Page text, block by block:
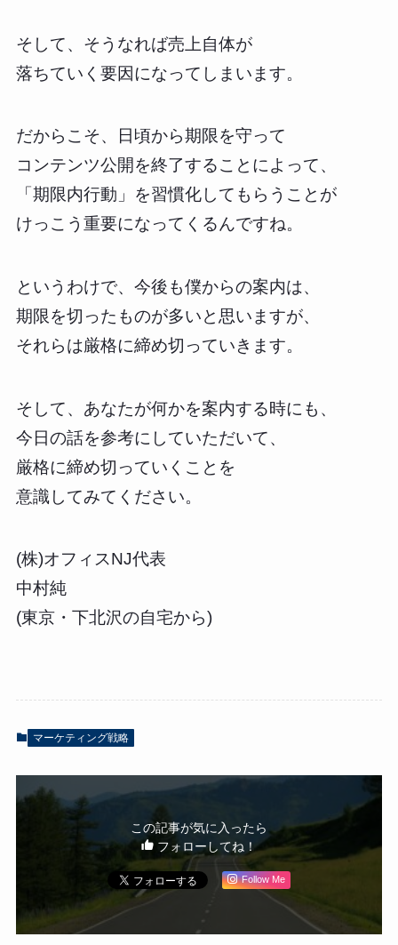
そして、そうなれば売上自体が
落ちていく要因になってしまいます。
だからこそ、日頃から期限を守って
コンテンツ公開を終了することによって、
「期限内行動」を習慣化してもらうことが
けっこう重要になってくるんですね。
というわけで、今後も僕からの案内は、
期限を切ったものが多いと思いますが、
それらは厳格に締め切っていきます。
そして、あなたが何かを案内する時にも、
今日の話を参考にしていただいて、
厳格に締め切っていくことを
意識してみてください。
(株)オフィスNJ代表
中村純
(東京・下北沢の自宅から)
マーケティング戦略
この記事が気に入ったら
フォローしてね！
Follow Me